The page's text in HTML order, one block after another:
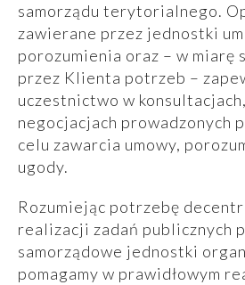
samorządu terytorialnego.
zawierane przez jednostki
porozumienia oraz – w miarę
przez Klienta potrzeb –
uczestnictwo w
negocjacjach prowadzonych
celu zawarcia umowy,
ugody.
Rozumiejąc potrzebę
realizacji zadań publicznych
samorządowe jednostki
pomagamy w prawidłowym